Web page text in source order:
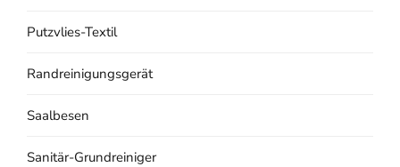
Putzvlies-Textil
Randreinigungsgerät
Saalbesen
Sanitär-Grundreiniger